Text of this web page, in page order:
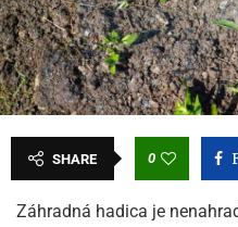
SHARE 0
Záhradná hadica je